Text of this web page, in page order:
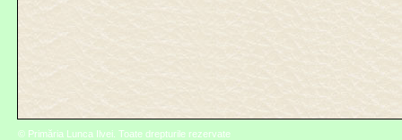
© Primăria Lunca Ilvei. Toate drepturile rezervate